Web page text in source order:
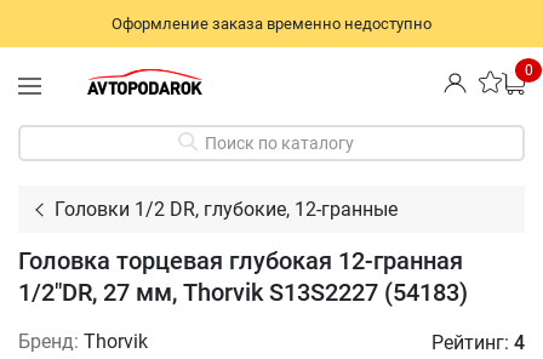
Оформление заказа временно недоступно
0
Поиск по каталогу
Головки 1/2 DR, глубокие, 12-гранные
Головка торцевая глубокая 12-гранная
1/2"DR, 27 мм, Thorvik S13S2227 (54183)
Бренд: Thorvik
Рейтинг: 4